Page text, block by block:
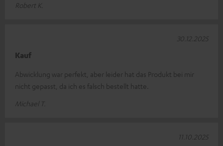
Robert K.
Kauf
Abwicklung war perfekt, aber leider hat das Produkt bei mir
nicht gepasst, da ich es falsch bestellt hatte.
Michael T.
30.12.2025
11.10.2025